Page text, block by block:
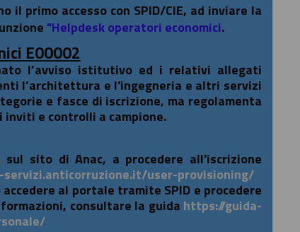
primo accesso con SPID/CIE, ad inviare la
"Helpdesk operatori economici.
E00002
l’avviso istitutivo ed i relativi allegati
l’architettura e l'ingegneria e altri servizi
e fasce di iscrizione, ma regolamenta
e controlli a campione.
sito di Anac, a procedere all'iscrizione
user-provisioning/
al portale tramite SPID e procedere
consultare la guida https://guida-